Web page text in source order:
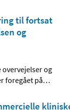
til fortsat
og
og
foregået på…